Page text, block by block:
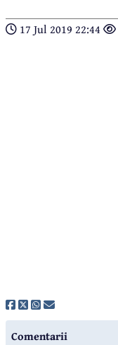
17 Jul 2019 22:44
Comentarii